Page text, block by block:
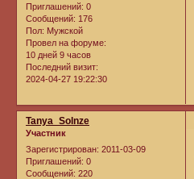
Приглашений: 0
Сообщений: 176
Пол: Мужской
Провел на форуме:
10 дней 9 часов
Последний визит:
2024-04-27 19:22:30
Tanya_Solnze
Участник
Зарегистрирован: 2011-03-09
Приглашений: 0
Сообщений: 220